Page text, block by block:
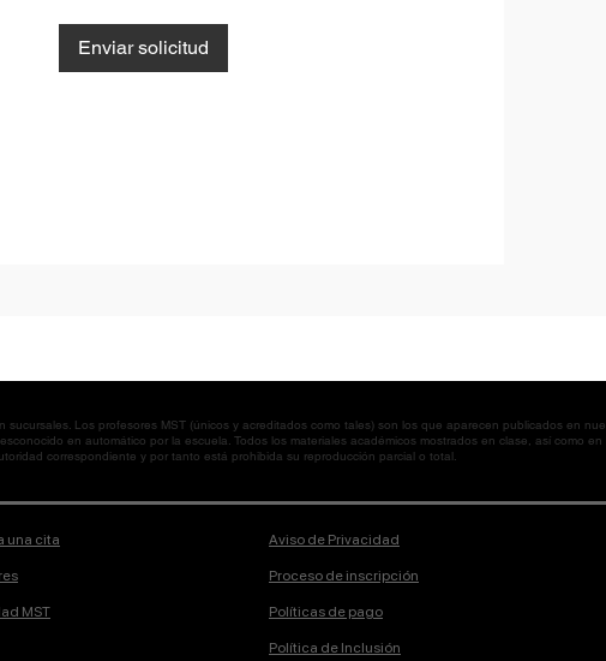
Enviar solicitud
sucursales. Los profesores MST (únicos y acreditados como tales) son los que aparecen publicados en
en automático por la escuela. Todos los materiales académicos mostrados en clase, así como
correspondiente y por tanto está prohibida su reproducción parcial o total.
una cita
MST
Aviso de Privacidad
Proceso de inscripción
Políticas de pago
Política de Inclusión